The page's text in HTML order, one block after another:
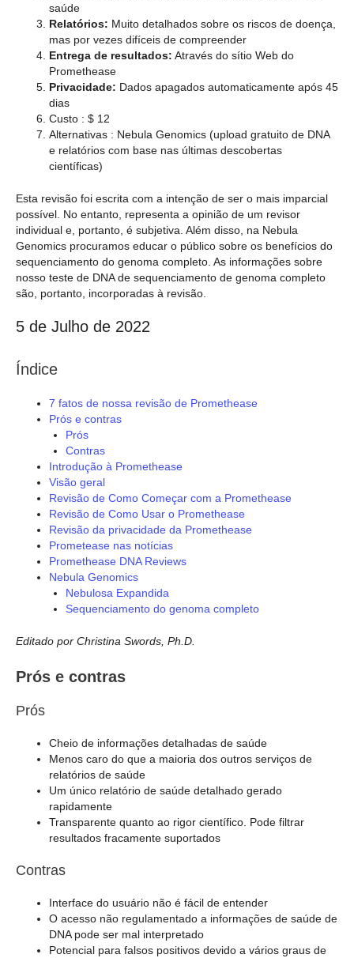
saúde
Relatórios: Muito detalhados sobre os riscos de doença,
mas por vezes difíceis de compreender
Entrega de resultados: Através do sítio Web do
Promethease
Privacidade: Dados apagados automaticamente após 45
dias
Custo : $ 12
Alternativas : Nebula Genomics (upload gratuito de DNA
e relatórios com base nas últimas descobertas
científicas)
Esta revisão foi escrita com a intenção de ser o mais imparcial
possível. No entanto, representa a opinião de um revisor
individual e, portanto, é subjetiva. Além disso, na Nebula
Genomics procuramos educar o público sobre os benefícios do
sequenciamento do genoma completo. As informações sobre
nosso teste de DNA de sequenciamento de genoma completo
são, portanto, incorporadas à revisão.
5 de Julho de 2022
Índice
7 fatos de nossa revisão de Promethease
Prós e contras
Prós
Contras
Introdução à Promethease
Visão geral
Revisão de Como Começar com a Promethease
Revisão de Como Usar o Promethease
Revisão da privacidade da Promethease
Prometease nas notícias
Promethease DNA Reviews
Nebula Genomics
Nebulosa Expandida
Sequenciamento do genoma completo
Editado por Christina Swords, Ph.D.
Prós e contras
Prós
Cheio de informações detalhadas de saúde
Menos caro do que a maioria dos outros serviços de
relatórios de saúde
Um único relatório de saúde detalhado gerado
rapidamente
Transparente quanto ao rigor científico. Pode filtrar
resultados fracamente suportados
Contras
Interface do usuário não é fácil de entender
O acesso não regulamentado a informações de saúde de
DNA pode ser mal interpretado
Potencial para falsos positivos devido a vários graus de